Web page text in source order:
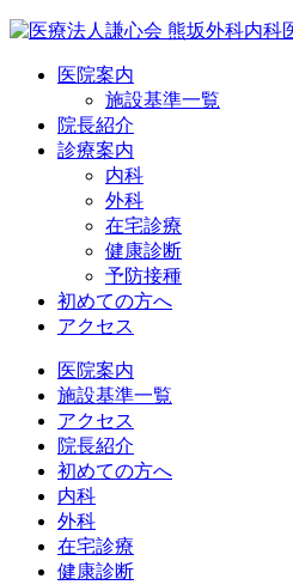
医院案内
施設基準一覧
院長紹介
診療案内
内科
外科
在宅診療
健康診断
予防接種
初めての方へ
アクセス
医院案内
施設基準一覧
アクセス
院長紹介
初めての方へ
内科
外科
在宅診療
健康診断